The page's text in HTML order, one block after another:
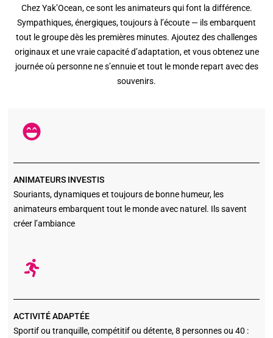
Chez Yak’Ocean, ce sont les animateurs qui font la différence.
Sympathiques, énergiques, toujours à l’écoute — ils embarquent
tout le groupe dès les premières minutes. Ajoutez des challenges
originaux et une vraie capacité d’adaptation, et vous obtenez une
journée où personne ne s’ennuie et tout le monde repart avec des
souvenirs.
ANIMATEURS INVESTIS
Souriants, dynamiques et toujours de bonne humeur, les
animateurs embarquent tout le monde avec naturel. Ils savent
créer l’ambiance
ACTIVITÉ ADAPTÉE
Sportif ou tranquille, compétitif ou détente, 8 personnes ou 40 :